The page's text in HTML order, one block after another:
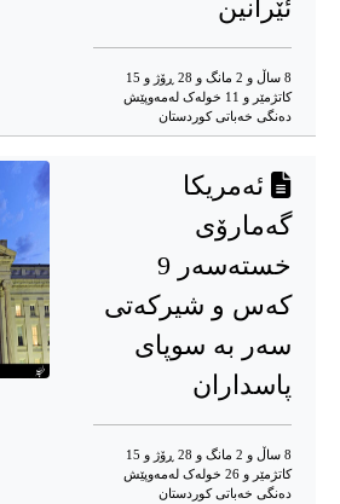
ئێرانین
8 ساڵ و 2 مانگ و 28 ڕۆژ و 15
کاتژمێر و 11 خوله‌ک له‌مه‌وپێش‌
دەنگی خەباتی کوردستان
ئەمریکا
گەمارۆی
خستەسەر 9
کەس و شیرکەتی
سەر بە سوپای
پاسداران
8 ساڵ و 2 مانگ و 28 ڕۆژ و 15
کاتژمێر و 26 خوله‌ک له‌مه‌وپێش‌
دەنگی خەباتی کوردستان